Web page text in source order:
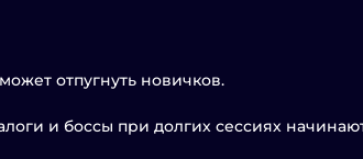
отпугнуть новичков.
и боссы при долгих сессиях